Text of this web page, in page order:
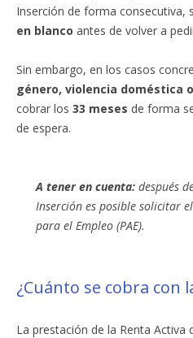
Inserción de forma consecutiva,
en blanco antes de volver a
Sin embargo, en los casos
género, violencia doméstica
cobrar los 33 meses de forma
de espera.
A tener en cuenta: después
Inserción es posible solicitar
para el Empleo (PAE).
¿Cuánto se cobra con
La prestación de la Renta Activa